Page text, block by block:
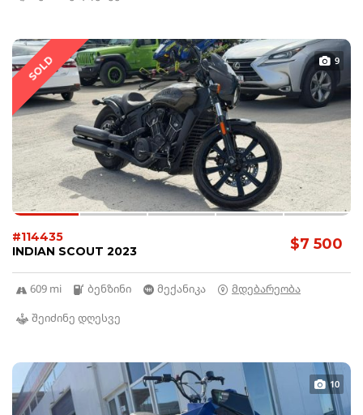
SOLD 9
$7 500
#114435
INDIAN SCOUT 2023
609 mi ბენზინი მექანიკა
მდებარეობა
შეიძინე დღესვე
10